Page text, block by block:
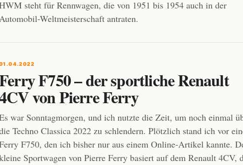
steht für Rennwagen, die von 1951 bis 1954 auch in der
Weltmeisterschaft antraten.
F750 – der sportliche Renault
von Pierre Ferry
war Sonntagmorgen, und ich nutzte die Zeit, um noch einmal
Techno Classica 2022 zu schlendern. Plötzlich stand ich vor
F750, den ich bisher nur aus einem Online-Artikel kannte.
Sportwagen von Pierre Ferry basiert auf dem Renault 4CV,